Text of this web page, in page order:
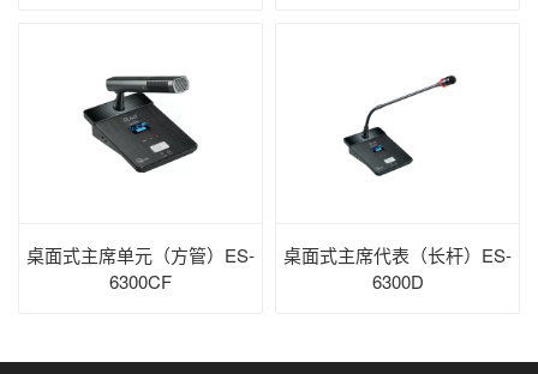
桌面式主席单元（方管）ES-
6300CF
桌面式主席代表（长杆）ES-
6300D